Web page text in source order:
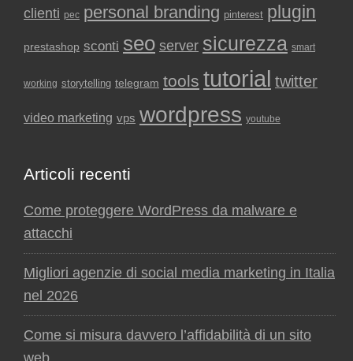
clienti pec personal branding pinterest plugin
prestashop sconti seo server sicurezza smart
working storytelling telegram tools tutorial twitter
video marketing vps wordpress youtube
Articoli recenti
Come proteggere WordPress da malware e
attacchi
Migliori agenzie di social media marketing in Italia
nel 2026
Come si misura davvero l’affidabilità di un sito
web